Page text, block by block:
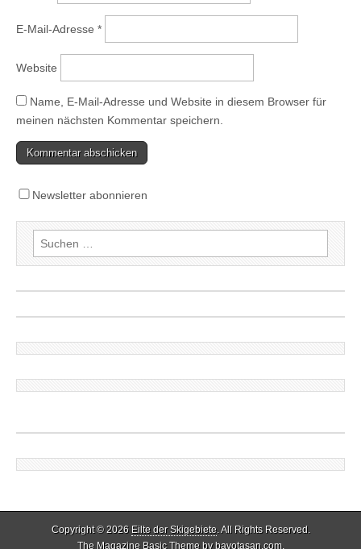
E-Mail-Adresse *
Website
Name, E-Mail-Adresse und Website in diesem Browser für
meinen nächsten Kommentar speichern.
Newsletter abonnieren
Suchen
nach:
Copyright © 2026 Eilte der Skigebiete. All Rights Reserved.
The Magazine Basic Theme bybavotasan.com.